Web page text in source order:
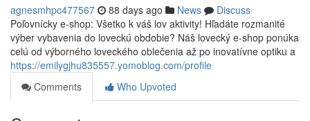
agnesmhpc477567 88 days ago News
Discuss
Poľovnícky e-shop: Všetko k váš lov aktivity! Hľadáte rozmanité
výber vybavenia do loveckú obdobie? Náš lovecký e-shop ponúka
celú od výborného loveckého oblečenia až po inovatívne optiku a
https://emilygjhu835557.yomoblog.com/profile
Comments
Who Upvoted